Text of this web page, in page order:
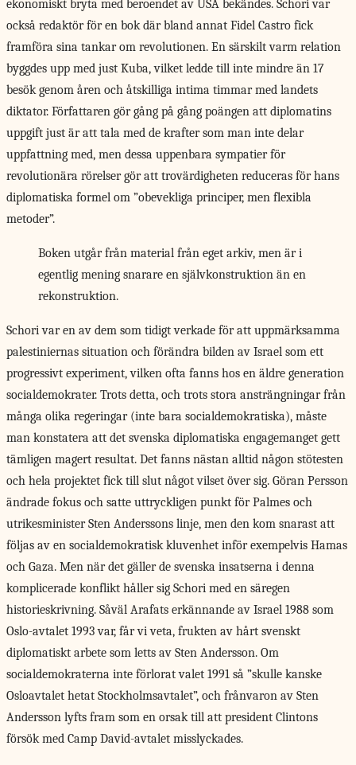
ekonomiskt bryta med beroendet av USA bekändes. Schori var
också redaktör för en bok där bland annat Fidel Castro fick
framföra sina tankar om revolutionen. En särskilt varm relation
byggdes upp med just Kuba, vilket ledde till inte mindre än 17
besök genom åren och åtskilliga intima timmar med landets
diktator. Författaren gör gång på gång poängen att diplomatins
uppgift just är att tala med de krafter som man inte delar
uppfattning med, men dessa uppenbara sympatier för
revolutionära rörelser gör att trovärdigheten reduceras för hans
diplomatiska formel om ”obevekliga principer, men flexibla
metoder”.
Boken utgår från material från eget arkiv, men är i
egentlig mening snarare en självkonstruktion än en
rekonstruktion.
Schori var en av dem som tidigt verkade för att uppmärksamma
palestiniernas situation och förändra bilden av Israel som ett
progressivt experiment, vilken ofta fanns hos en äldre generation
socialdemokrater. Trots detta, och trots stora ansträngningar från
många olika regeringar (inte bara socialdemokratiska), måste
man konstatera att det svenska diplomatiska engagemanget gett
tämligen magert resultat. Det fanns nästan alltid någon stötesten
och hela projektet fick till slut något vilset över sig. Göran Persson
ändrade fokus och satte uttryckligen punkt för Palmes och
utrikesminister Sten Anderssons linje, men den kom snarast att
följas av en socialdemokratisk kluvenhet inför exempelvis Hamas
och Gaza. Men när det gäller de svenska insatserna i denna
komplicerade konflikt håller sig Schori med en säregen
historieskrivning. Såväl Arafats erkännande av Israel 1988 som
Oslo-avtalet 1993 var, får vi veta, frukten av hårt svenskt
diplomatiskt arbete som letts av Sten Andersson. Om
socialdemokraterna inte förlorat valet 1991 så ”skulle kanske
Osloavtalet hetat Stockholmsavtalet”, och frånvaron av Sten
Andersson lyfts fram som en orsak till att president Clintons
försök med Camp David-avtalet misslyckades.